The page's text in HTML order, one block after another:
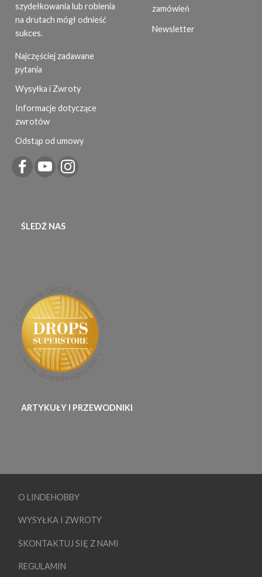
szydełkowania lub robienia
na drutach mógł odnieść
sukces.
Najczęściej zadawane
pytania
Wysyłka i Zwroty
Informacje dotyczące
zwrotów
Odstąp od umowy
zamówień
Newsletter
ŚLEDŹ NAS
ARTYKUŁY I PRZEWODNIKI
O LINDEHOBBY
WYSYŁKA I ZWROTY
SKONTAKTUJ SIĘ Z NAMI
REGULAMIN